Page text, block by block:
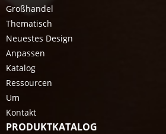
Großhandel
Thematisch
Neuestes Design
Anpassen
Katalog
Ressourcen
Um
Kontakt
PRODUKTKATALOG